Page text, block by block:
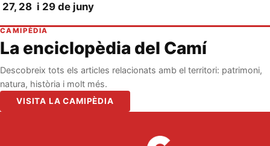
27, 28 i 29 de juny
CAMIPÈDIA
La enciclopèdia del Camí
Descobreix tots els articles relacionats amb el territori: patrimoni,
natura, història i molt més.
VISITA LA CAMIPÈDIA